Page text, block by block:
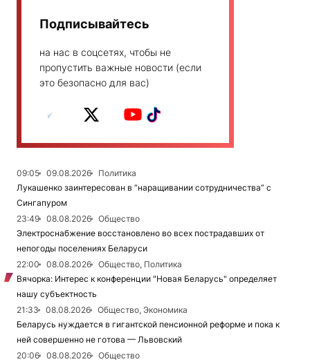
Подписывайтесь
на нас в соцсетях, чтобы не
пропустить важные новости (если
это безопасно для вас)
09:05 09.08.2026
Политика
Лукашенко заинтересован в “наращивании сотрудничества” с
Сингапуром
23:49
08.08.2026
Общество
Электроснабжение восстановлено во всех пострадавших от
непогоды поселениях Беларуси
22:00
08.08.2026
Общество, Политика
Вячорка: Интерес к конференции "Новая Беларусь" определяет
нашу субъектность
21:33
08.08.2026
Общество, Экономика
Беларусь нуждается в гигантской пенсионной реформе и пока к
ней совершенно не готова — Львовский
20:06
08.08.2026
Общество